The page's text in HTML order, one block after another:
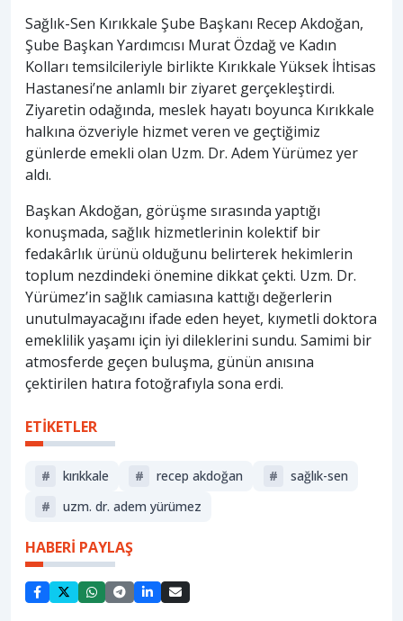
Sağlık-Sen Kırıkkale Şube Başkanı Recep Akdoğan,
Şube Başkan Yardımcısı Murat Özdağ ve Kadın
Kolları temsilcileriyle birlikte Kırıkkale Yüksek İhtisas
Hastanesi’ne anlamlı bir ziyaret gerçekleştirdi.
Ziyaretin odağında, meslek hayatı boyunca Kırıkkale
halkına özveriyle hizmet veren ve geçtiğimiz
günlerde emekli olan Uzm. Dr. Adem Yürümez yer
aldı.
Başkan Akdoğan, görüşme sırasında yaptığı
konuşmada, sağlık hizmetlerinin kolektif bir
fedakârlık ürünü olduğunu belirterek hekimlerin
toplum nezdindeki önemine dikkat çekti. Uzm. Dr.
Yürümez’in sağlık camiasına kattığı değerlerin
unutulmayacağını ifade eden heyet, kıymetli doktora
emeklilik yaşamı için iyi dileklerini sundu. Samimi bir
atmosferde geçen buluşma, günün anısına
çektirilen hatıra fotoğrafıyla sona erdi.
ETİKETLER
# kırıkkale # recep akdoğan #
sağlık-sen
#
uzm. dr. adem yürümez
HABERİ PAYLAŞ